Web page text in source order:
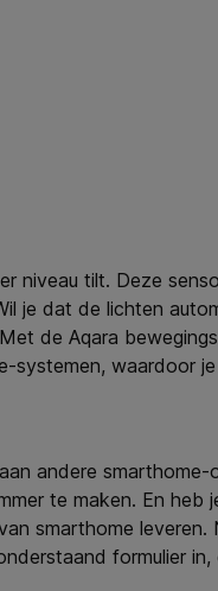
niveau tilt. Deze
je dat de lichten
de Aqara
waardoor
andere
te maken. En
smarthome
formulier